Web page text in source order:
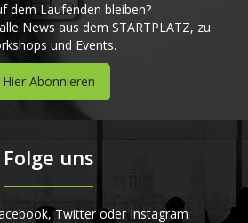
dem Laufenden bleiben?
News aus dem STARTPLATZ, zu
und Events.
Hier Abonnieren
Folge uns
Twitter oder Instagram